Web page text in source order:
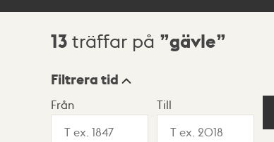
Sökresultat
13 träffar på gävle
Visningsläge
Filtrera tid
Från Till